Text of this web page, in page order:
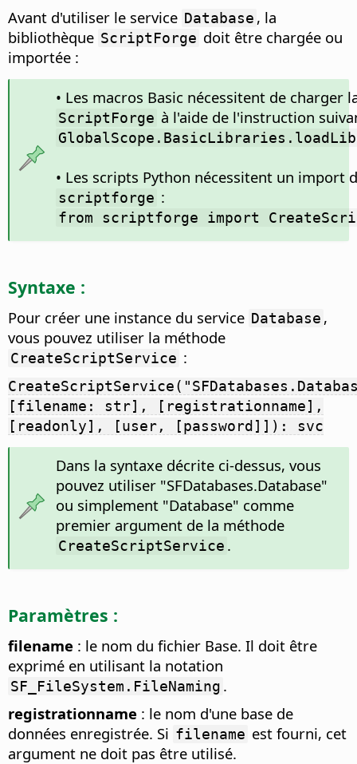
Avant d'utiliser le service Database , la
bibliothèque ScriptForge doit être chargée ou
importée :
• Les macros Basic nécessitent de charger
ScriptForge à l'aide de l'instruction
• Les scripts Python nécessitent un import
scriptforge :
from scriptforge import
Syntaxe :
Pour créer une instance du service Database ,
vous pouvez utiliser la méthode
CreateScriptService :
[filename: str], [registrationname],
[readonly], [user, [password]]): svc
Dans la syntaxe décrite ci-dessus, vous
pouvez utiliser "SFDatabases.Database"
ou simplement "Database" comme
premier argument de la méthode
CreateScriptService .
Paramètres :
filename : le nom du fichier Base. Il doit être
exprimé en utilisant la notation
SF_FileSystem.FileNaming .
registrationname : le nom d'une base de
données enregistrée. Si filename est fourni, cet
argument ne doit pas être utilisé.